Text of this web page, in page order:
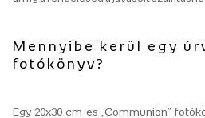
Mennyibe kerül egy
fotókönyv?
Egy 20x30 cm-es „Communion”